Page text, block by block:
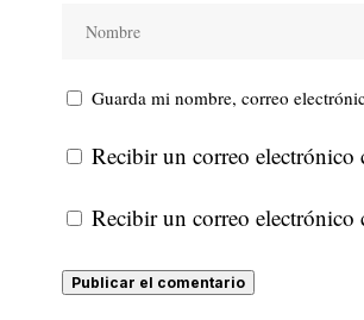
Guarda mi nombre, correo
Recibir un correo electrónico
Recibir un correo electrónico